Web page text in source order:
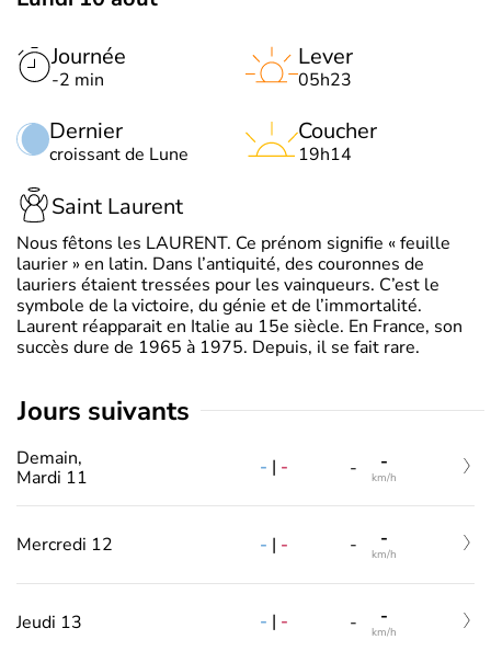
Journée
-2 min
Dernier
croissant de Lune
Lever
05h23
Coucher
19h14
Saint Laurent
Nous fêtons les LAURENT. Ce prénom signifie « feuille
laurier » en latin. Dans l’antiquité, des couronnes de
lauriers étaient tressées pour les vainqueurs. C’est le
symbole de la victoire, du génie et de l’immortalité.
Laurent réapparait en Italie au 15e siècle. En France, son
succès dure de 1965 à 1975. Depuis, il se fait rare.
jours suivants
Demain,
Mardi 11
- | - - -
km/h
Mercredi 12 - | - - -
km/h
Jeudi 13 - | - - -
km/h